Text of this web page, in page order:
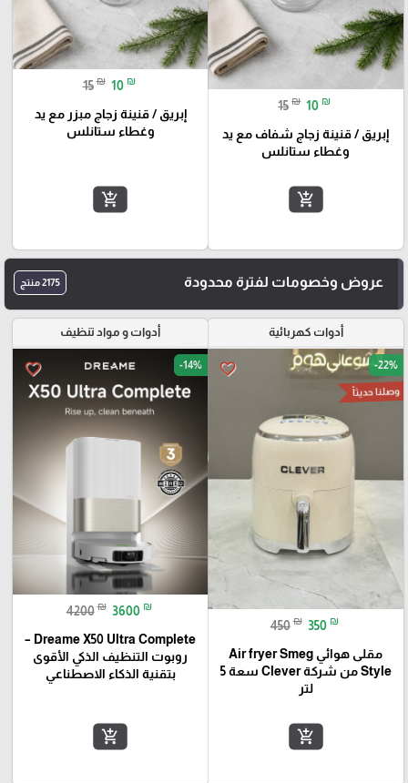
15 ₪ 10 ₪
إبريق / قنينة زجاج شفاف مع يد
وغطاء ستانلس
add_shopping_cart
15 ₪ 10 ₪
إبريق / قنينة زجاج مبزر مع يد
وغطاء ستانلس
add_shopping_cart
عروض وخصومات لفترة محدودة 2175 منتج
أدوات كهربائية
favorite_border -22%
وصلنا حديثاً
450 ₪ 350 ₪
مقلى هوائي Air fryer Smeg
Style من شركة Clever سعة 5
لتر
add_shopping_cart
أدوات و مواد تنظيف
favorite_border -14%
4200 ₪ 3600 ₪
Dreame X50 Ultra Complete –
روبوت التنظيف الذكي الأقوى
بتقنية الذكاء الاصطناعي
add_shopping_cart